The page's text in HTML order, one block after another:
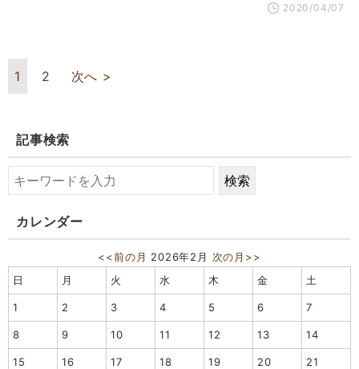
2020/04/07
1 2 次へ >
記事検索
カレンダー
<<前の月 2026年2月 次の月>>
日
月 火 水 木 金 土
1 2 3 4 5 6 7
8 9 10 11 12 13 14
15 16 17 18 19 20 21